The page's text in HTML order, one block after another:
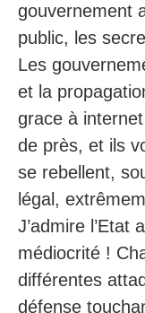
gouvernement
public, les
Les
et la
grace à
de près, et ils
se rebellent,
légal,
J’admire l’Etat
médiocrité !
différentes
défense